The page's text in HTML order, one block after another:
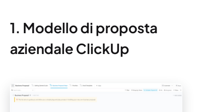
1. Modello di proposta
aziendale ClickUp